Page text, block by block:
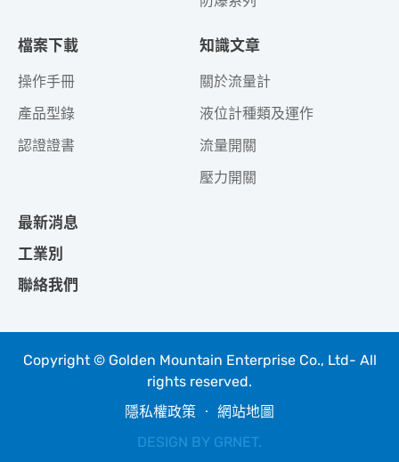
檔案下載
操作手冊
產品型錄
認證證書
知識文章
關於流量計
液位計種類及運作
流量開關
壓力開關
最新消息
工業別
聯絡我們
Copyright © Golden Mountain Enterprise Co., Ltd- All
rights reserved.
隱私權政策 ‧ 網站地圖
DESIGN BY GRNET.